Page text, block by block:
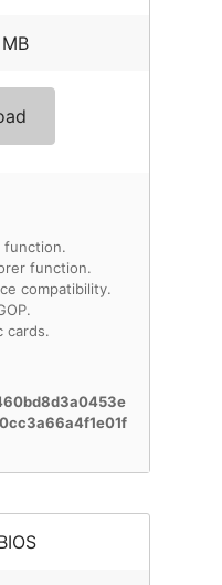
function.
function.
compatibility.
cards.